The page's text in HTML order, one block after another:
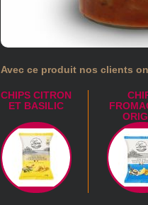
Avec ce produit nos clients
CHIPS CITRON
ET BASILIC